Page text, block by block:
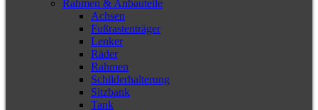
Rahmen & Anbauteile
Achsen
Fußrastenträger
Lenker
Räder
Rahmen
Schilderhalterung
Sitzbank
Tank